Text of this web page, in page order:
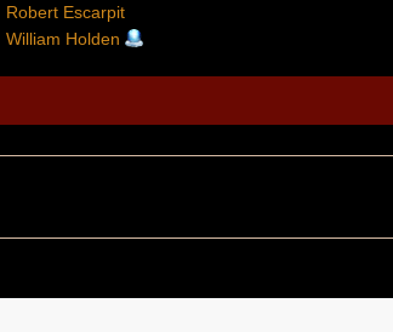
Robert Escarpit
William Holden